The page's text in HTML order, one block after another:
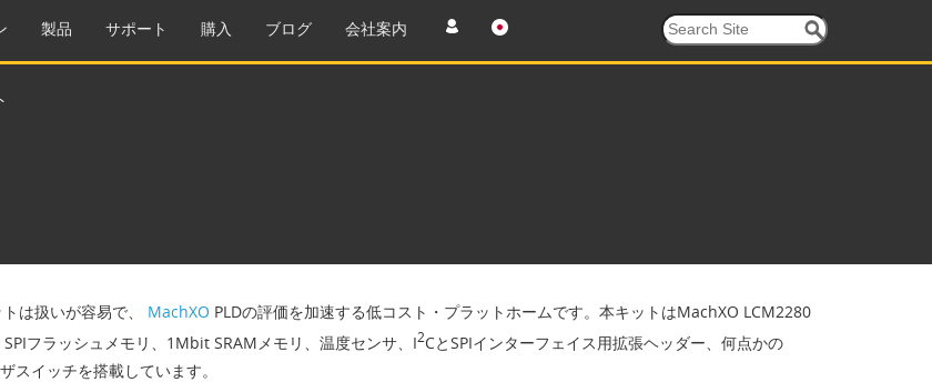
製品 サポート 購入 ブログ 会社案内
は扱いが容易で、 MachXO PLDの評価を加速する低コスト・プラットホームです。本キットはMachXO LCM2280
フラッシュメモリ、1Mbit SRAMメモリ、温度センサ、I2CとSPIインターフェイス用拡張ヘッダー、何点かの
スイッチを搭載しています。